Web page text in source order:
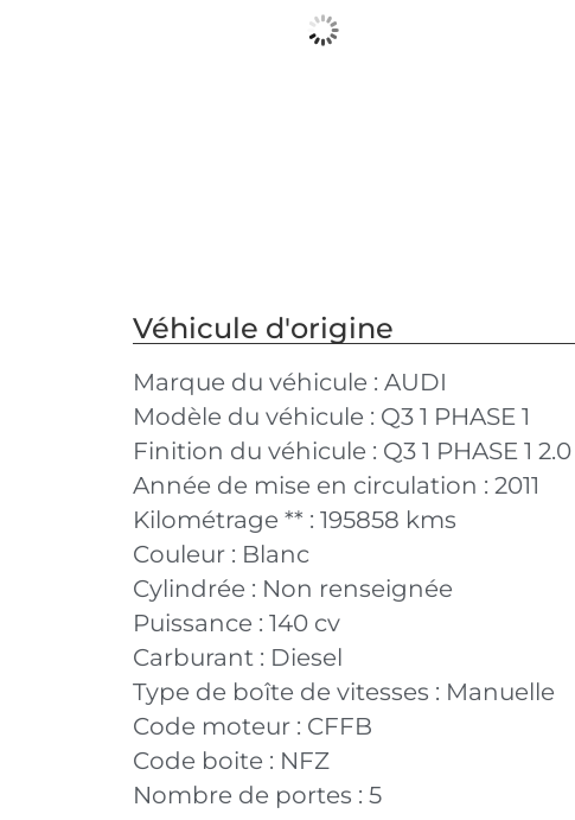
Véhicule d'origine
Marque du véhicule : AUDI
Modèle du véhicule : Q3 1 PHASE 1
Finition du véhicule : Q3 1 PHASE 1
Année de mise en circulation : 2011
Kilométrage ** : 195858 kms
Couleur : Blanc
Cylindrée : Non renseignée
Puissance : 140 cv
Carburant : Diesel
Type de boîte de vitesses : Manuelle
Code moteur : CFFB
Code boite : NFZ
Nombre de portes : 5